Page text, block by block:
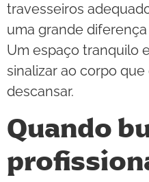
travesseiros
uma grande
Um espaço tranquilo
sinalizar ao corpo
descansar.
Quando